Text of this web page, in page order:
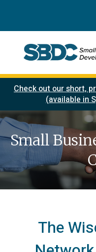
Check out our short,
(available in
Small
The